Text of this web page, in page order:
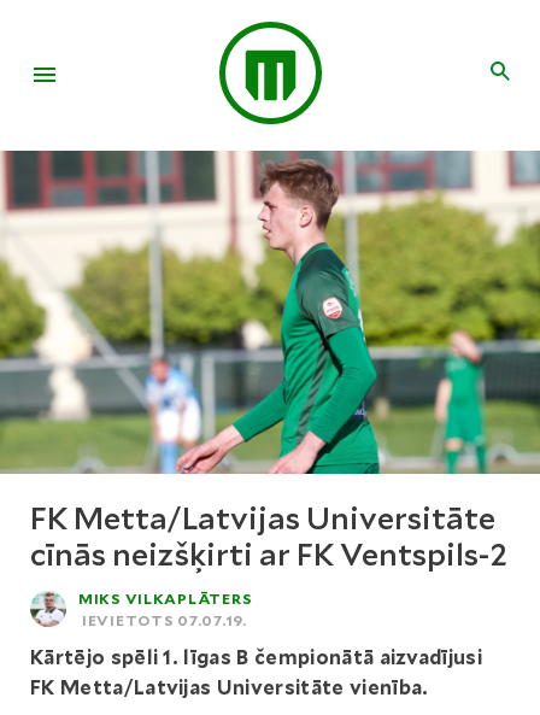
FK Metta/Latvijas Universitāte
cīnās neizšķirti ar FK Ventspils-2
MIKS VILKAPLĀTERS
IEVIETOTS 07.07.19.
Kārtējo spēli 1. līgas B čempionātā aizvadījusi
FK Metta/Latvijas Universitāte vienība.